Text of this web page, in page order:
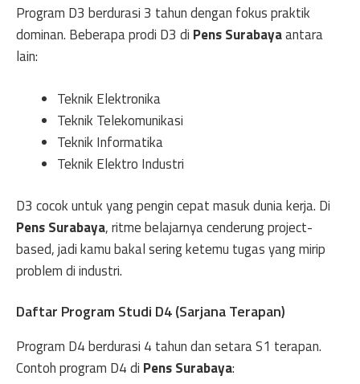
Program D3 berdurasi 3 tahun dengan fokus praktik
dominan. Beberapa prodi D3 di Pens Surabayaantara
lain:
Teknik Elektronika
Teknik Telekomunikasi
Teknik Informatika
Teknik Elektro Industri
D3 cocok untuk yang pengin cepat masuk dunia kerja. Di
Pens Surabaya, ritme belajarnya cenderung project-
based, jadi kamu bakal sering ketemu tugas yang mirip
problem di industri.
Daftar Program Studi D4 (Sarjana Terapan)
Program D4 berdurasi 4 tahun dan setara S1 terapan.
Contoh program D4 di Pens Surabaya: